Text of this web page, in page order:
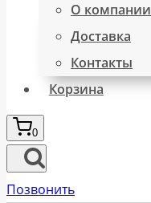
О компании
Доставка
Контакты
Корзина
0
Позвонить